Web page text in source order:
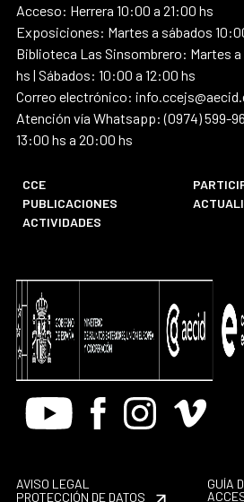
Acceso: Herrera 10:00 a 21:00 hs
Exposiciones: Martes a sábados
Biblioteca Las Sinsombrero: Martes a
hs | Sábados: 10:00 a 12:00 hs
Correo electrónico:
Atención vía Whatsapp: (0974) 599-
13:00 hs a 20:00 hs
CCE
PUBLICACIONES
ACTIVIDADES
Youtube FacebookInstagram
Vimeo
AVISO LEGAL
PROTECCIÓN DE DATOS
GUÍA